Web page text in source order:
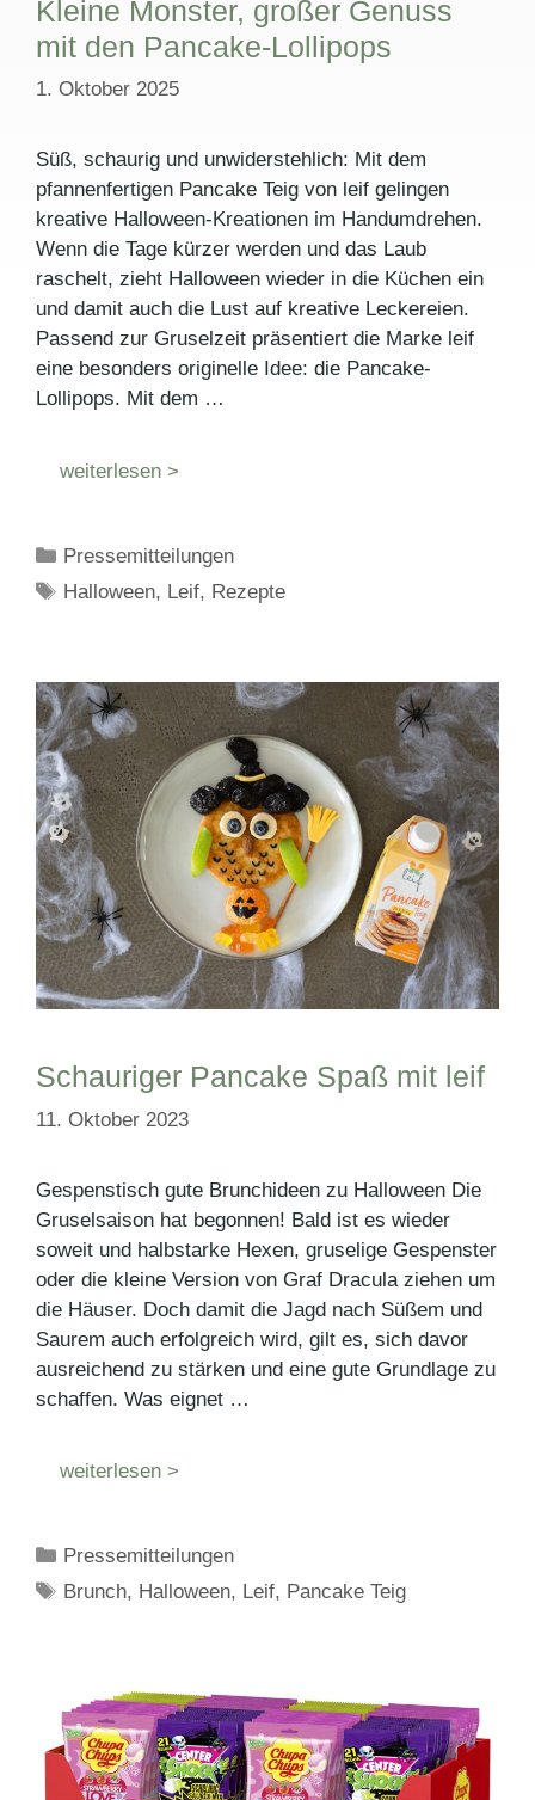
Kleine Monster, großer Genuss
mit den Pancake-Lollipops
1. Oktober 2025
Süß, schaurig und unwiderstehlich: Mit dem
pfannenfertigen Pancake Teig von leif gelingen
kreative Halloween-Kreationen im Handumdrehen.
Wenn die Tage kürzer werden und das Laub
raschelt, zieht Halloween wieder in die Küchen ein
und damit auch die Lust auf kreative Leckereien.
Passend zur Gruselzeit präsentiert die Marke leif
eine besonders originelle Idee: die Pancake-
Lollipops. Mit dem …
weiterlesen >
Kategorien
Pressemitteilungen
Schlagwörter
Halloween, Leif, Rezepte
Schauriger Pancake Spaß mit leif
11. Oktober 2023
Gespenstisch gute Brunchideen zu Halloween Die
Gruselsaison hat begonnen! Bald ist es wieder
soweit und halbstarke Hexen, gruselige Gespenster
oder die kleine Version von Graf Dracula ziehen um
die Häuser. Doch damit die Jagd nach Süßem und
Saurem auch erfolgreich wird, gilt es, sich davor
ausreichend zu stärken und eine gute Grundlage zu
schaffen. Was eignet …
weiterlesen >
Kategorien
Pressemitteilungen
Schlagwörter
Brunch, Halloween, Leif, Pancake Teig